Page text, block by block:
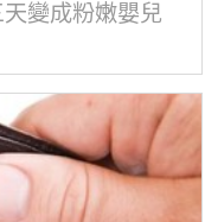
變成粉嫩嬰兒